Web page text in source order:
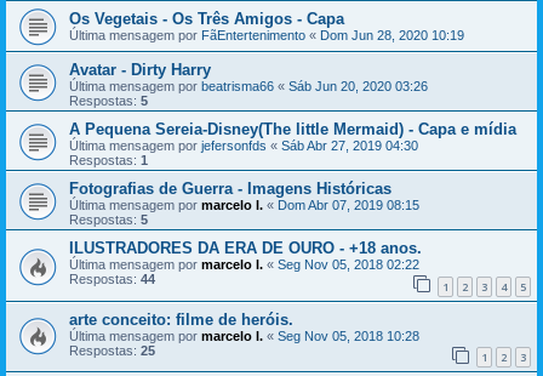
Os Vegetais - Os Três Amigos - Capa
Última mensagem por FãEntertenimento « Dom Jun 28, 2020 10:19
Avatar - Dirty Harry
Última mensagem por beatrisma66 « Sáb Jun 20, 2020 03:26
Respostas: 5
A Pequena Sereia-Disney(The little Mermaid) - Capa e mídia
Última mensagem por jefersonfds « Sáb Abr 27, 2019 04:30
Respostas: 1
Fotografias de Guerra - Imagens Históricas
Última mensagem por marcelo l. « Dom Abr 07, 2019 08:15
Respostas: 5
ILUSTRADORES DA ERA DE OURO - +18 anos.
Última mensagem por marcelo l. « Seg Nov 05, 2018 02:22
Respostas: 44 1 2 3 4 5
arte conceito: filme de heróis.
Última mensagem por marcelo l. « Seg Nov 05, 2018 10:28
Respostas: 25 1 2 3